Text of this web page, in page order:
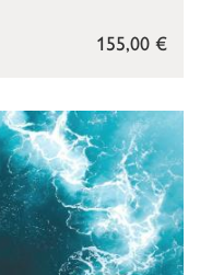
155,00 €